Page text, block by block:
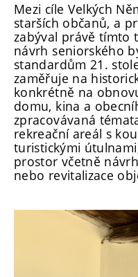
Mezi cíle Velkých
starších občanů, a
zabýval právě tímto
návrh seniorského
standardům 21.
zaměřuje na
konkrétně na
domu, kina a
zpracovávaná
rekreační areál s
turistickými
prostor včetně
nebo revitalizace